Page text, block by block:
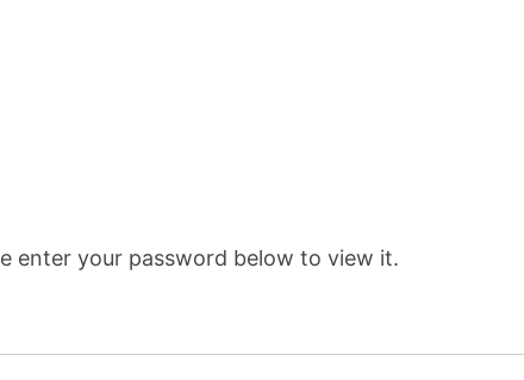
enter your password below to view it.